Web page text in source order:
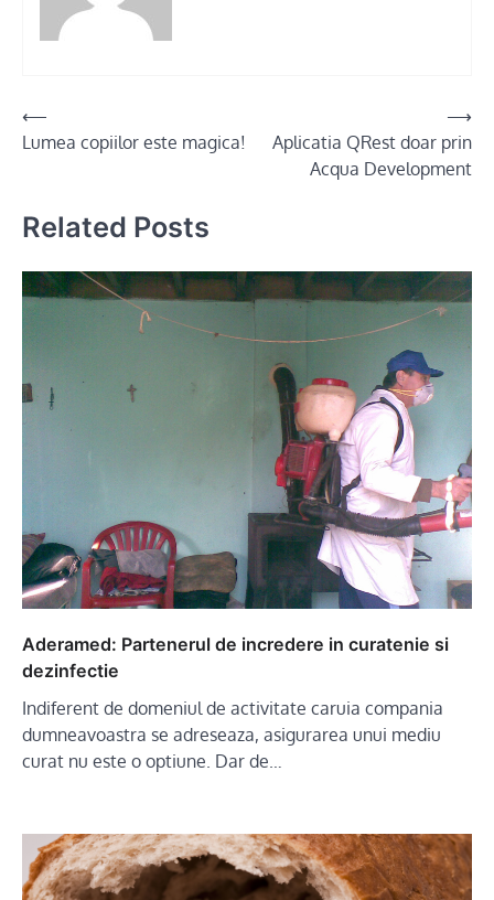
Post
navigation
⟵
Lumea copiilor este magica!
Aplicatia QRest doar prin
Acqua Development
⟶
Related Posts
Aderamed: Partenerul de incredere in curatenie si
dezinfectie
Indiferent de domeniul de activitate caruia compania
dumneavoastra se adreseaza, asigurarea unui mediu
curat nu este o optiune. Dar de…